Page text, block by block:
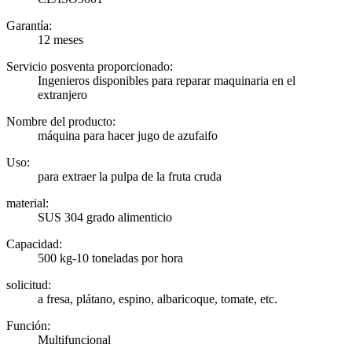
Garantía:
12 meses
Servicio posventa proporcionado:
Ingenieros disponibles para reparar maquinaria en el
extranjero
Nombre del producto:
máquina para hacer jugo de azufaifo
Uso:
para extraer la pulpa de la fruta cruda
material:
SUS 304 grado alimenticio
Capacidad:
500 kg-10 toneladas por hora
solicitud:
a fresa, plátano, espino, albaricoque, tomate, etc.
Función:
Multifuncional